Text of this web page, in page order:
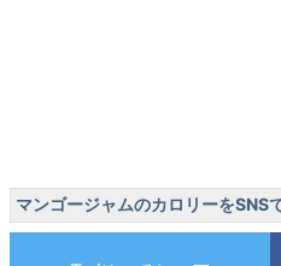
マンゴージャムのカロリーをSNS